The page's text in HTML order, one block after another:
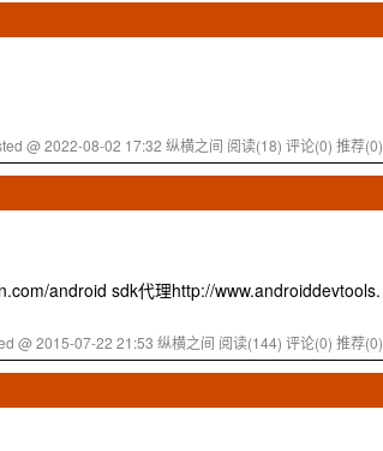
@ 2022-08-02 17:32 纵横之间 阅读(18) 评论(0) 推荐(0)
android sdk代理http://www.androiddevtools.
@ 2015-07-22 21:53 纵横之间 阅读(144) 评论(0) 推荐(0)